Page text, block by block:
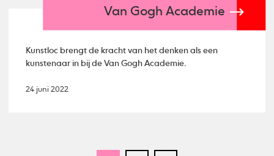
Van Gogh Academie
Kunstloc brengt de kracht van het denken als een
kunstenaar in bij de Van Gogh Academie.
24 juni 2022